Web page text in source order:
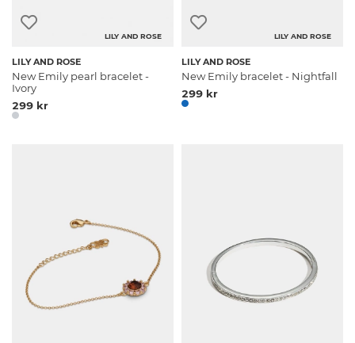
LILY AND ROSE
LILY AND ROSE
New Emily pearl bracelet -
Ivory
299 kr
LILY AND ROSE
LILY AND ROSE
New Emily bracelet - Nightfall
299 kr